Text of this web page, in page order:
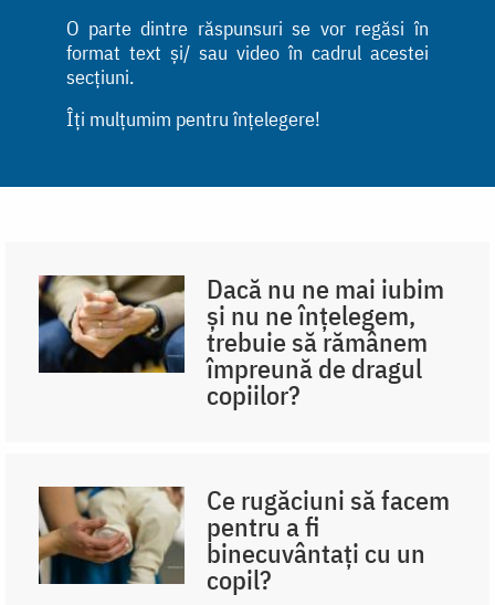
O parte dintre răspunsuri se vor regăsi în
format text și/ sau video în cadrul acestei
secțiuni.
Îți mulțumim pentru înțelegere!
Dacă nu ne mai iubim
și nu ne înțelegem,
trebuie să rămânem
împreună de dragul
copiilor?
Ce rugăciuni să facem
pentru a fi
binecuvântați cu un
copil?